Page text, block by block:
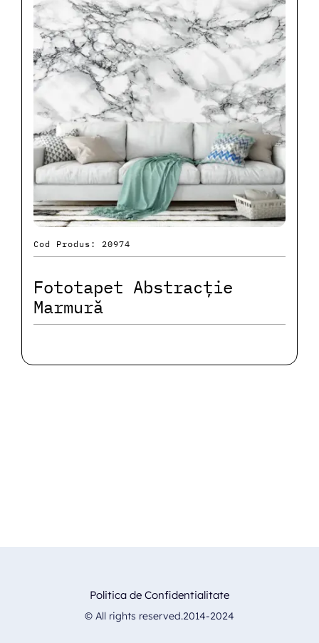
Cod Produs: 20974
Fototapet Abstracție
Marmură
Politica de Confidentialitate
© All rights reserved.2014-2024